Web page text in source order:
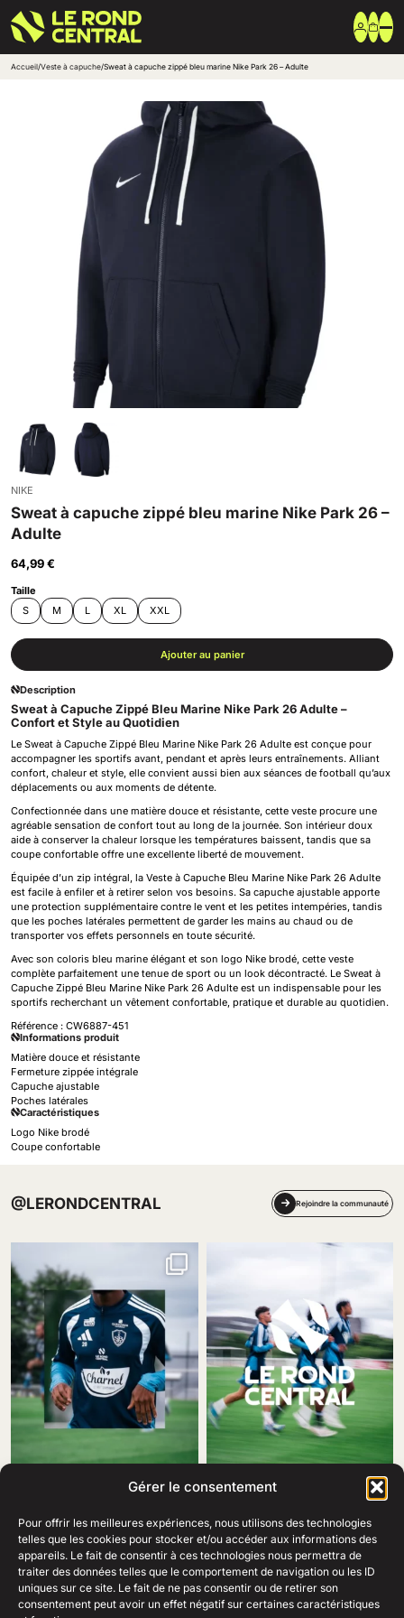
Gérer le consentement
Pour offrir les meilleures expériences, nous utilisons des technologies
telles que les cookies pour stocker et/ou accéder aux informations des
appareils. Le fait de consentir à ces technologies nous permettra de
traiter des données telles que le comportement de navigation ou les ID
uniques sur ce site. Le fait de ne pas consentir ou de retirer son
consentement peut avoir un effet négatif sur certaines caractéristiques
Haut de survêtement
Bas de survêtement
Shorts & Chaussettes
Vêtements techniques
Sac & Bagagerie
Accessoires entrainement
Créer une boutique club
Boutiques clubs
Accueil/Veste à capuche/Sweat à capuche zippé bleu marine Nike Park 26 – Adulte
NIKE
Sweat à capuche zippé bleu marine Nike Park 26 –
Adulte
64,99 €
Taille
S
M L XL XXL
Ajouter au panier
Description
Sweat à Capuche Zippé Bleu Marine Nike Park 26 Adulte –
Confort et Style au Quotidien
Le Sweat à Capuche Zippé Bleu Marine Nike Park 26 Adulte est conçue pour
accompagner les sportifs avant, pendant et après leurs entraînements. Alliant
confort, chaleur et style, elle convient aussi bien aux séances de football qu’aux
déplacements ou aux moments de détente.
Confectionnée dans une matière douce et résistante, cette veste procure une
agréable sensation de confort tout au long de la journée. Son intérieur doux
aide à conserver la chaleur lorsque les températures baissent, tandis que sa
coupe confortable offre une excellente liberté de mouvement.
Équipée d’un zip intégral, la Veste à Capuche Bleu Marine Nike Park 26 Adulte
est facile à enfiler et à retirer selon vos besoins. Sa capuche ajustable apporte
une protection supplémentaire contre le vent et les petites intempéries, tandis
que les poches latérales permettent de garder les mains au chaud ou de
transporter vos effets personnels en toute sécurité.
Avec son coloris bleu marine élégant et son logo Nike brodé, cette veste
complète parfaitement une tenue de sport ou un look décontracté. Le Sweat à
Capuche Zippé Bleu Marine Nike Park 26 Adulte est un indispensable pour les
sportifs recherchant un vêtement confortable, pratique et durable au quotidien.
Référence : CW6887-451
Informations produit
Matière douce et résistante
Fermeture zippée intégrale
Capuche ajustable
Poches latérales
Caractéristiques
Logo Nike brodé
Coupe confortable
@LERONDCENTRAL Rejoindre la communauté
69 Rue Amiral Romain Desfosses,
29200 Brest
02 98 41 41 99